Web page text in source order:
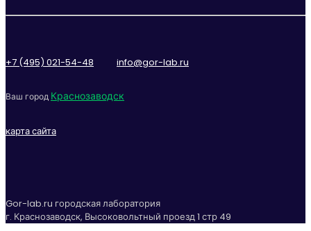
+7 (495) 021-54-48 info@gor-lab.ru
Ваш город Краснозаводск
карта сайта
Gor-lab.ru городская лаборатория
г. Краснозаводск, Высоковольтный проезд 1 стр 49